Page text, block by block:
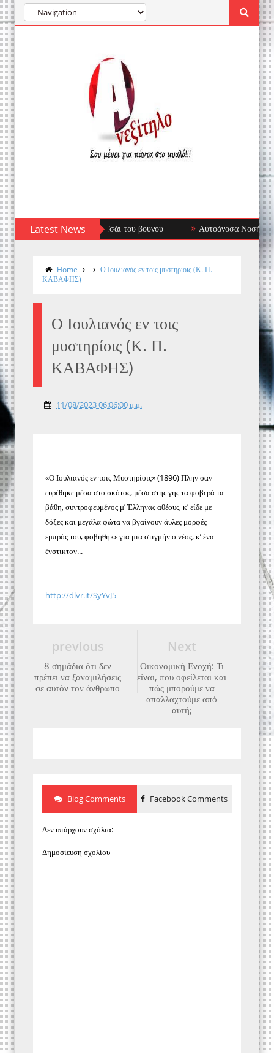
Latest News Αυτοάνοσα Νοσήματα: Όταν το
Home
Ο Ιουλιανός εν τοις μυστηρίοις (Κ. Π.
ΚΑΒΑΦΗΣ)
Ο Ιουλιανός εν τοις
μυστηρίοις (Κ. Π.
ΚΑΒΑΦΗΣ)
11/08/2023 06:06:00 μ.μ.
«Ο Ιουλιανός εν τοις Μυστηρίοις» (1896) Πλην σαν
ευρέθηκε μέσα στο σκότος, μέσα στης γης τα φοβερά τα
βάθη, συντροφευμένος μ’ Έλληνας αθέους, κ’ είδε με
δόξες και μεγάλα φώτα να βγαίνουν άυλες μορφές
εμπρός του, φοβήθηκε για μια στιγμήν ο νέος, κ’ ένα
ένστικτον...
http://dlvr.it/SyYvJ5
Next
Οικονομική Ενοχή: Τι
είναι, που οφείλεται και
πώς μπορούμε να
απαλλαχτούμε από
αυτή;
previous
8 σημάδια ότι δεν
πρέπει να ξαναμιλήσεις
σε αυτόν τον άνθρωπο
Blog Comments Facebook Comments
Δεν υπάρχουν σχόλια:
Δημοσίευση σχολίου